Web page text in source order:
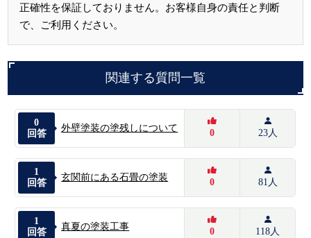
正確性を保証しておりません。お客様自身の責任と判断
で、ご利用ください。
関連する質問一覧
0
回答
外壁塗装の塗残しについて 0 23人
1
回答
玄関前にある石畳の塗装 0 81人
1
回答
真夏の塗装工事 0 118人